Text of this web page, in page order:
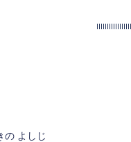
の よしじ